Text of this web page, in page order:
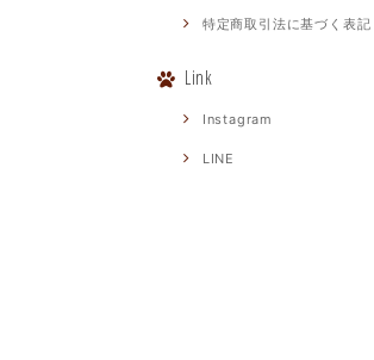
特定商取引法に基づく表記
Link
Instagram
LINE